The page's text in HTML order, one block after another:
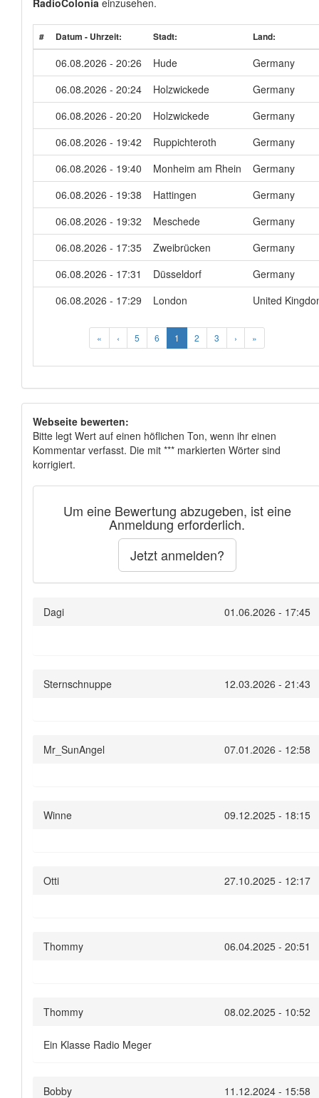
RadioColonia einzusehen.
# Datum - Uhrzeit: Stadt: Land:
06.08.2026 - 20:26 Hude
Germany
06.08.2026 - 20:24
Holzwickede
Germany
06.08.2026 - 20:20
Holzwickede
Germany
06.08.2026 - 19:42
Ruppichteroth
Germany
06.08.2026 - 19:40
Monheim am Rhein
Germany
06.08.2026 - 19:38
Hattingen
Germany
06.08.2026 - 19:32
Meschede
Germany
06.08.2026 - 17:35
Zweibrücken
Germany
06.08.2026 - 17:31
Düsseldorf
Germany
06.08.2026 - 17:29
London United
« ‹ 5 6 1 2 3 › »
Webseite bewerten:
Bitte legt Wert auf einen höflichen Ton, wenn ihr einen
Kommentar verfasst. Die mit *** markierten Wörter sind
korrigiert.
Um eine Bewertung abzugeben, ist eine
Anmeldung erforderlich.
Jetzt anmelden?
Dagi 01.06.2026 - 17:45
Sternschnuppe 12.03.2026 - 21:43
Mr_SunAngel 07.01.2026 - 12:58
Winne 09.12.2025 - 18:15
Otti 27.10.2025 - 12:17
Thommy 06.04.2025 - 20:51
Thommy 08.02.2025 - 10:52
Ein Klasse Radio Meger
Bobby 11.12.2024 - 15:58